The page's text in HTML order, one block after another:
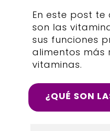
En este post
son las
sus funciones
alimentos más
vitaminas.
¿QUÉ SON